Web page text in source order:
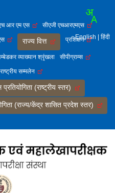
आर एम एस
सीएजी एचआरएमएस
राज्य वित्त प्रशिक्षण
व्याख्यान श्रृंखला
सीपीग्राम्स
सम्मलेन
(राष्ट्रीय स्तर)
(राज्य/केंद्र शासित प्रदेश स्तर)
English | हिंदी